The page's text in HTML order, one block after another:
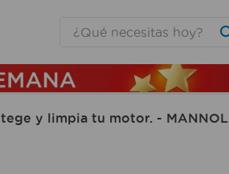
y limpia tu motor. - MANNOL